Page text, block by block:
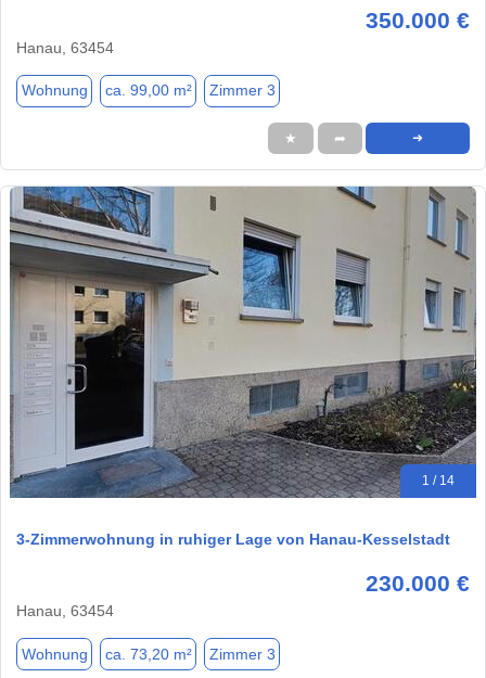
350.000 €
Hanau, 63454
Wohnung ca. 99,00 m² Zimmer 3
★ ➦ ➜
1 / 14
3-Zimmerwohnung in ruhiger Lage von Hanau-Kesselstadt
230.000 €
Hanau, 63454
Wohnung ca. 73,20 m² Zimmer 3